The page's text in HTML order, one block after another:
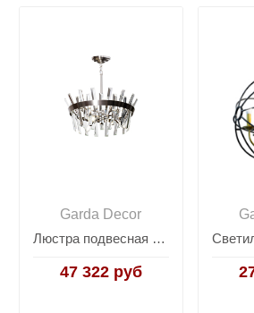
Garda Decor
Люстра подвесная со стеклом 92EL-YG02120-6P
47 322 руб